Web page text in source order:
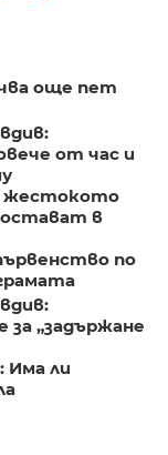
още пет
от час и
жестокото
в
по
за „задържане
Има ли